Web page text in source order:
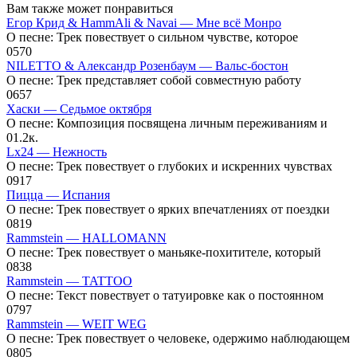
Вам также может понравиться
Егор Крид & HammAli & Navai — Мне всё Монро
О песне: Трек повествует о сильном чувстве, которое
0570
NILETTO & Александр Розенбаум — Вальс-бостон
О песне: Трек представляет собой совместную работу
0657
Хаски — Седьмое октября
О песне: Композиция посвящена личным переживаниям и
01.2к.
Lx24 — Нежность
О песне: Трек повествует о глубоких и искренних чувствах
0917
Пицца — Испания
О песне: Трек повествует о ярких впечатлениях от поездки
0819
Rammstein — HALLOMANN
О песне: Трек повествует о маньяке-похитителе, который
0838
Rammstein — TATTOO
О песне: Текст повествует о татуировке как о постоянном
0797
Rammstein — WEIT WEG
О песне: Трек повествует о человеке, одержимо наблюдающем
0805